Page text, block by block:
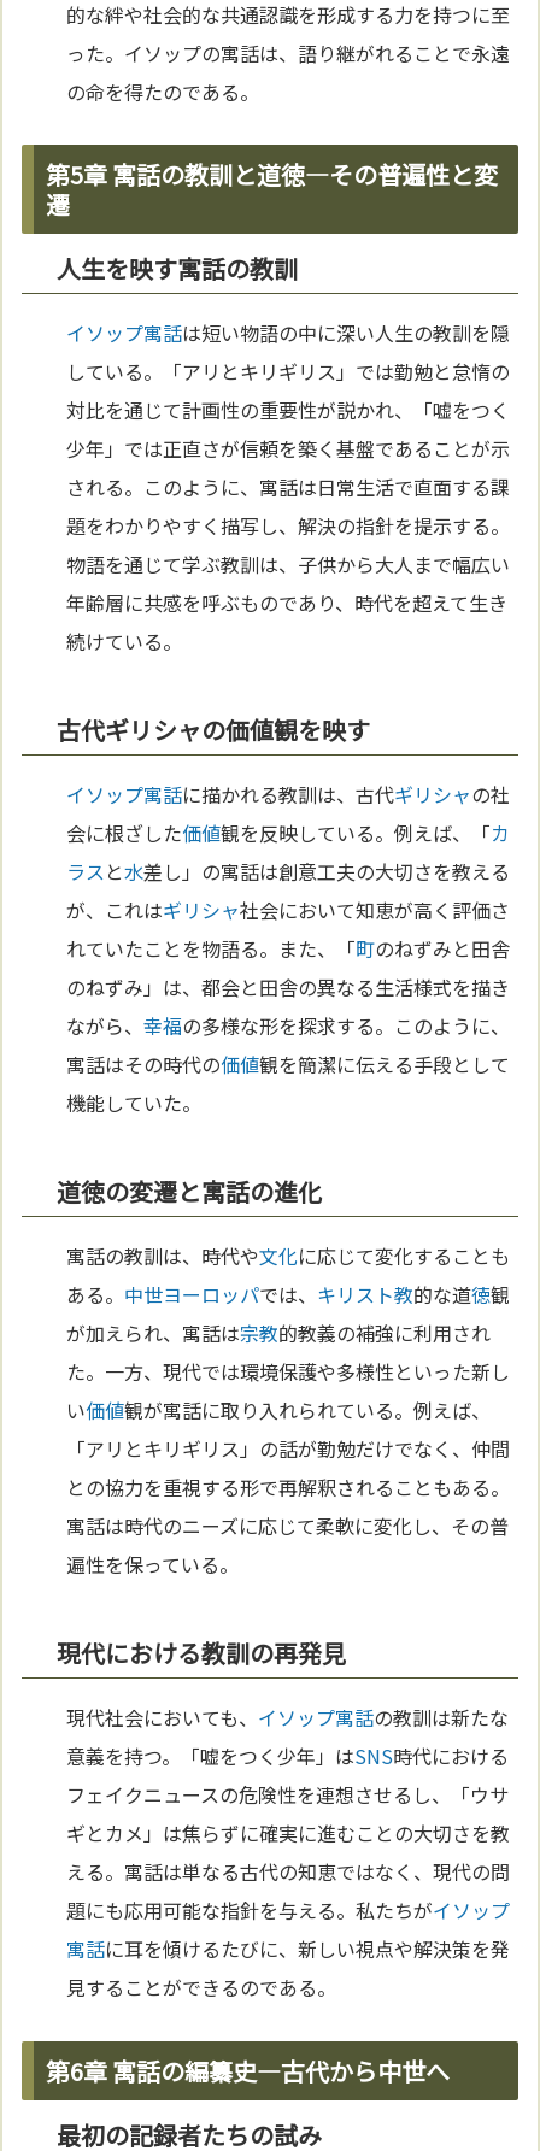
的な絆や社会的な共通認識を形成する力を持つに至
った。イソップの寓話は、語り継がれることで永遠
の命を得たのである。
第5章 寓話の教訓と道徳—その普遍性と変
遷
人生を映す寓話の教訓
イソップ寓話は短い物語の中に深い人生の教訓を隠
している。「アリとキリギリス」では勤勉と怠惰の
対比を通じて計画性の重要性が説かれ、「嘘をつく
少年」では正直さが信頼を築く基盤であることが示
される。このように、寓話は日常生活で直面する課
題をわかりやすく描写し、解決の指針を提示する。
物語を通じて学ぶ教訓は、子供から大人まで幅広い
年齢層に共感を呼ぶものであり、時代を超えて生き
続けている。
古代ギリシャの価値観を映す
イソップ寓話に描かれる教訓は、古代ギリシャの社
会に根ざした価値観を反映している。例えば、「カ
ラスと水差し」の寓話は創意工夫の大切さを教える
が、これはギリシャ社会において知恵が高く評価さ
れていたことを物語る。また、「町のねずみと田舎
のねずみ」は、都会と田舎の異なる生活様式を描き
ながら、幸福の多様な形を探求する。このように、
寓話はその時代の価値観を簡潔に伝える手段として
機能していた。
道徳の変遷と寓話の進化
寓話の教訓は、時代や文化に応じて変化することも
ある。 中世ヨーロッパでは、 キリスト教的な道徳観
が加えられ、寓話は宗教的教義の補強に利用され
た。一方、現代では環境保護や多様性といった新し
い価値観が寓話に取り入れられている。例えば、
「アリとキリギリス」の話が勤勉だけでなく、仲間
との協力を重視する形で再解釈されることもある。
寓話は時代のニーズに応じて柔軟に変化し、その普
遍性を保っている。
現代における教訓の再発見
現代社会においても、 イソップ寓話の教訓は新たな
意義を持つ。「嘘をつく少年」はSNS時代における
フェイクニュースの危険性を連想させるし、「ウサ
ギとカメ」は焦らずに確実に進むことの大切さを教
える。寓話は単なる古代の知恵ではなく、現代の問
題にも応用可能な指針を与える。私たちがイソップ
寓話に耳を傾けるたびに、新しい視点や解決策を発
見することができるのである。
第6章 寓話の編纂史—古代から中世へ
最初の記録者たちの試み